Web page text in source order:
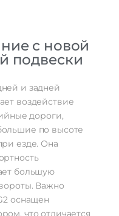
с новой
подвески
и задней
воздействие
дороги,
по высоте
езде. Она
большую
Важно
оснащен
что отличается